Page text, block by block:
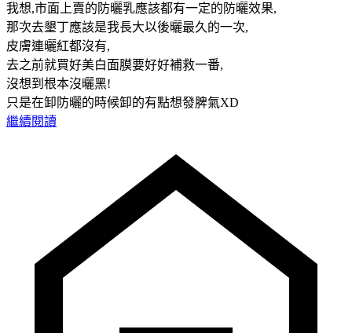
我想,市面上賣的防曬乳應該都有一定的防曬效果,
那次去墾丁應該是我長大以後曬最久的一次,
皮膚連曬紅都沒有,
去之前就買好美白面膜要好好補救一番,
沒想到根本沒曬黑!
只是在卸防曬的時候卸的有點想發脾氣XD
繼續閱讀